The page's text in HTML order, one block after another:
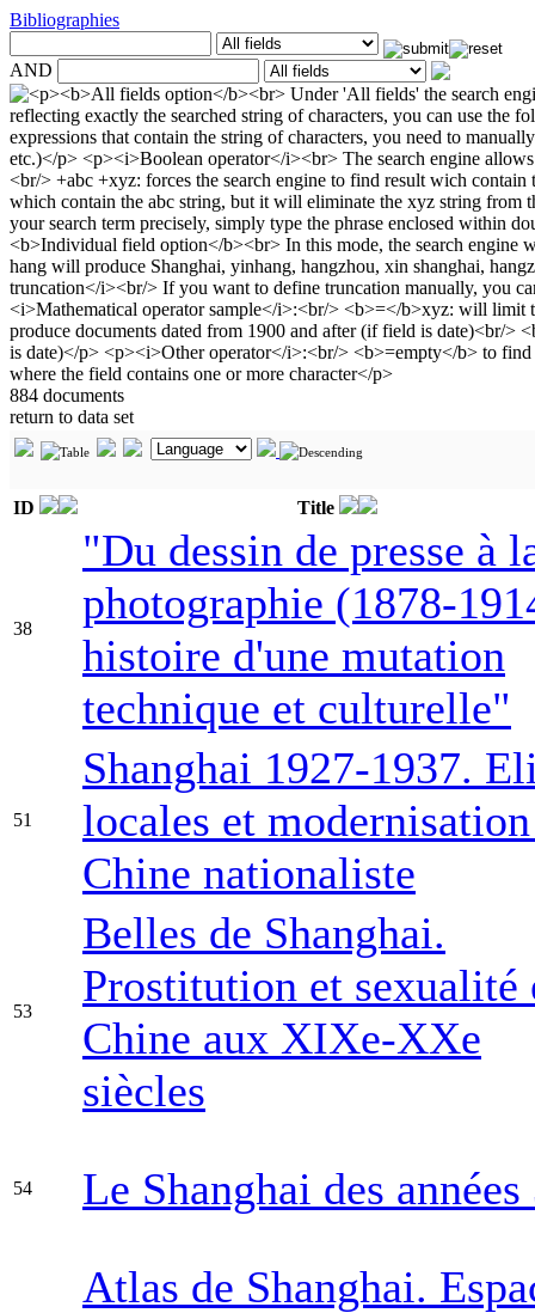
Bibliographies
AND
884 documents
return to data set
ID Title
38
"Du dessin de presse à
photographie (1878-
histoire d'une mutation
technique et culturelle"
51
Shanghai 1927-1937.
locales et
Chine nationaliste
53
Belles de Shanghai.
Prostitution et sexualité
Chine aux XIXe-XXe
siècles
54 Le Shanghai des années
Atlas de Shanghai.